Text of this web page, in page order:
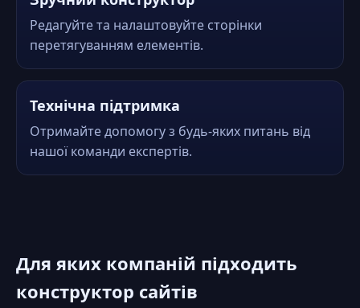
Редагуйте та налаштовуйте сторінки
перетягуванням елементів.
Технічна підтримка
Отримайте допомогу з будь-яких питань від
нашої команди експертів.
Для яких компаній підходить
конструктор сайтів